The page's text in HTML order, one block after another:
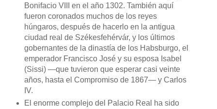
Bonifacio VIII en el año 1302. También aquí
fueron coronados muchos de los reyes
húngaros, después de hacerlo en la antigua
ciudad real de Székesfehérvár, y los últimos
gobernantes de la dinastía de los Habsburgo, el
emperador Francisco José y su esposa Isabel
(Sissi) —que tuvieron que esperar casi veinte
años, hasta el Compromiso de 1867— y Carlos
IV.
El enorme complejo del Palacio Real ha sido